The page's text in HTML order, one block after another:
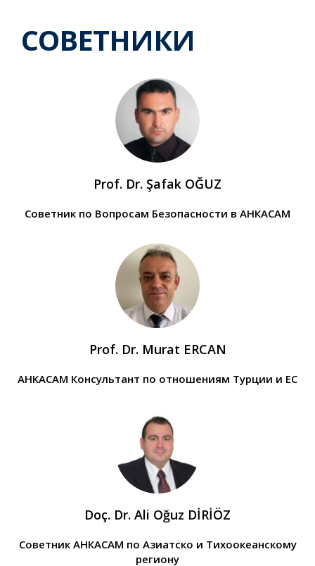
СОВЕТНИКИ
Prof. Dr. Şafak OĞUZ
Советник по Вопросам Безопасности в АНКАСАМ
Prof. Dr. Murat ERCAN
АНКАСАМ Консультант по отношениям Турции и ЕС
Doç. Dr. Ali Oğuz DİRİÖZ
Советник АНКАСАМ по Азиатско и Тихоокеанскому
региону